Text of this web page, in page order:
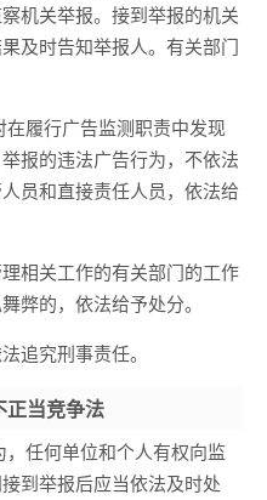
机关举报。接到举报的机关
及时告知举报人。有关部门
履行广告监测职责中发现
报的违法广告行为，不依法
员和直接责任人员，依法给
相关工作的有关部门的工作
弊的，依法给予处分。
追究刑事责任。
正当竞争法
任何单位和个人有权向监
到举报后应当依法及时处